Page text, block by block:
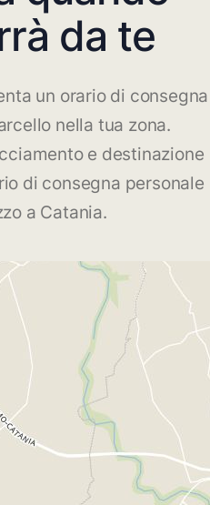
da te
un orario di consegna
nella tua zona.
e destinazione
di consegna personale
a Catania.